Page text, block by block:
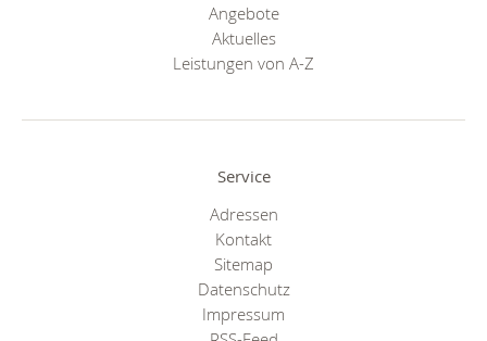
Angebote
Aktuelles
Leistungen von A-Z
Service
Adressen
Kontakt
Sitemap
Datenschutz
Impressum